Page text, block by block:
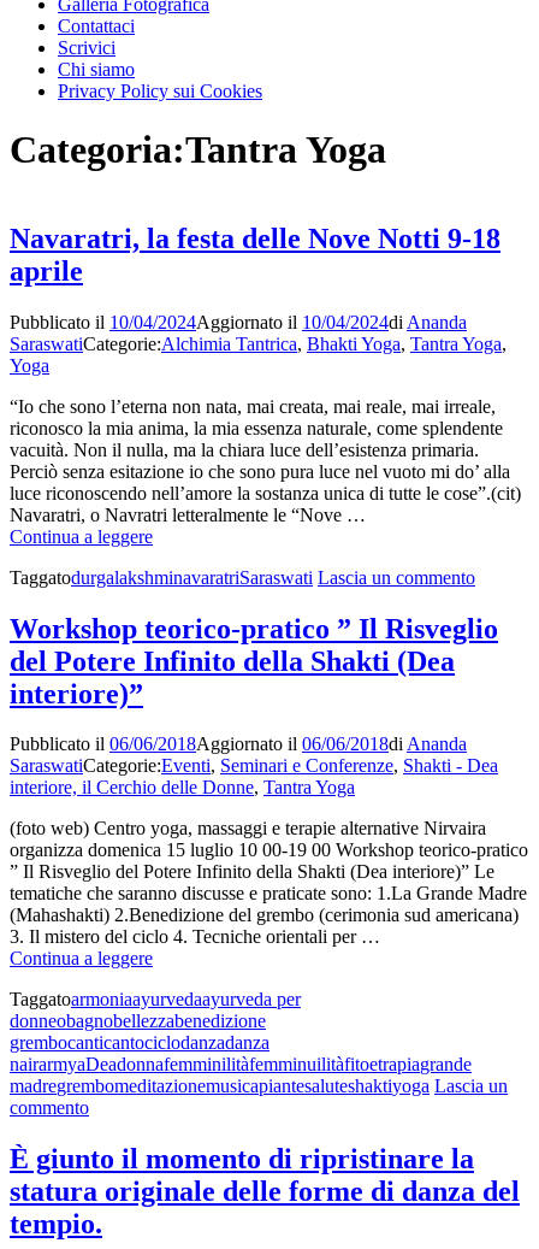
Galleria Fotografica
Contattaci
Scrivici
Chi siamo
Privacy Policy sui Cookies
Categoria:Tantra Yoga
Navaratri, la festa delle Nove Notti 9-18
aprile
Pubblicato il 10/04/2024Aggiornato il 10/04/2024di Ananda
SaraswatiCategorie:Alchimia Tantrica, Bhakti Yoga, Tantra Yoga,
Yoga
“Io che sono l’eterna non nata, mai creata, mai reale, mai irreale,
riconosco la mia anima, la mia essenza naturale, come splendente
vacuità. Non il nulla, ma la chiara luce dell’esistenza primaria.
Perciò senza esitazione io che sono pura luce nel vuoto mi do’ alla
luce riconoscendo nell’amore la sostanza unica di tutte le cose”.(cit)
Navaratri, o Navratri letteralmente le “Nove …
Continua a leggereNavaratri,
festa
Nove
Notti
9-
TaggatodurgalakshminavaratriSaraswati Lascia un commentosu
la
festa
aprile
Workshop teorico-pratico ” Il Risveglio
del Potere Infinito della Shakti (Dea
interiore)”
Pubblicato il 06/06/2018Aggiornato il 06/06/2018diAnanda
SaraswatiCategorie:Eventi, Seminari e Conferenze, Shakti - Dea
interiore, il Cerchio delle Donne, Tantra Yoga
(foto web) Centro yoga, massaggi e terapie alternative Nirvaira
organizza domenica 15 luglio 10 00-19 00 Workshop teorico-pratico
” Il Risveglio del Potere Infinito della Shakti (Dea interiore)” Le
tematiche che saranno discusse e praticate sono: 1.La Grande Madre
(Mahashakti) 2.Benedizione del grembo (cerimonia sud americana)
3. Il mistero del ciclo 4. Tecniche orientali per …
Continua a leggereWorkshop
pratico
”
Il
Risveglio
del
della
Shakti
(Dea
Taggatoarmoniaayurvedaayurveda per
donneobagnobellezzabenedizione
grembocanticantociclodanzadanza
nairarmyaDeadonnafemminilitàfemminuilitàfitoetrapiagrande
madregrembomeditazionemusicapiantesaluteshaktiyoga Lascia un
commentosu
teorico-
pratico
”
Il
Risveglio
È giunto il momento di ripristinare la
statura originale delle forme di danza del
tempio.